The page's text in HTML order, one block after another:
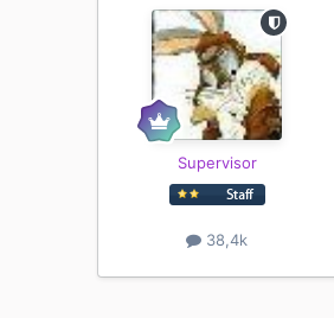
Supervisor
38,4k